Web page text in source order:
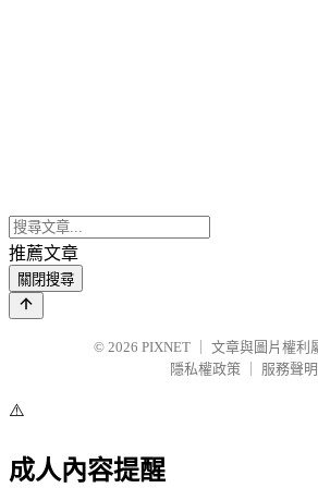
推薦文章
關閉搜尋
© 2026 PIXNET
文章與圖片權利
隱私權政策
服務聲明
⚠️
成人內容提醒